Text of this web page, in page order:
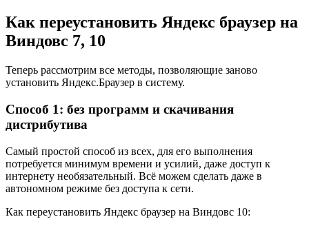
Как переустановить Яндекс браузер на
Виндовс 7, 10
Теперь рассмотрим все методы, позволяющие заново
установить Яндекс.Браузер в систему.
Способ 1: без программ и скачивания
дистрибутива
Самый простой способ из всех, для его выполнения
потребуется минимум времени и усилий, даже доступ к
интернету необязательный. Всё можем сделать даже в
автономном режиме без доступа к сети.
Как переустановить Яндекс браузер на Виндовс 10: